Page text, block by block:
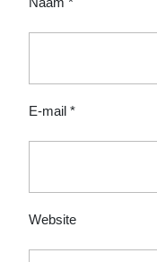
E-mail *
Website